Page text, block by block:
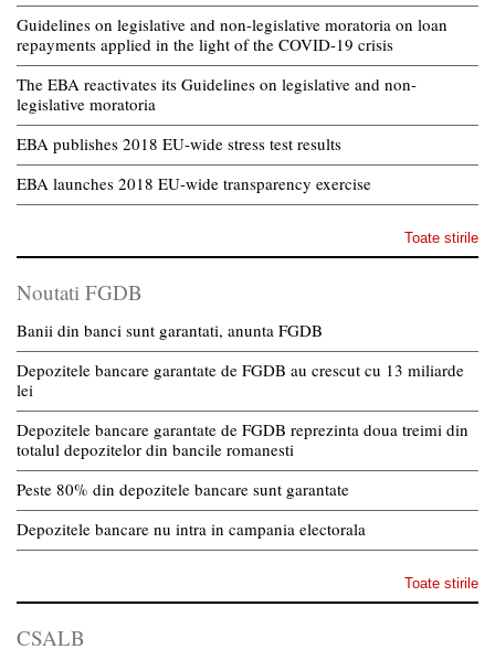
Guidelines on legislative and non-legislative moratoria on loan
repayments applied in the light of the COVID-19 crisis
The EBA reactivates its Guidelines on legislative and non-
legislative moratoria
EBA publishes 2018 EU-wide stress test results
EBA launches 2018 EU-wide transparency exercise
Toate stirile
Noutati FGDB
Banii din banci sunt garantati, anunta FGDB
Depozitele bancare garantate de FGDB au crescut cu 13 miliarde
lei
Depozitele bancare garantate de FGDB reprezinta doua treimi din
totalul depozitelor din bancile romanesti
Peste 80% din depozitele bancare sunt garantate
Depozitele bancare nu intra in campania electorala
Toate stirile
CSALB